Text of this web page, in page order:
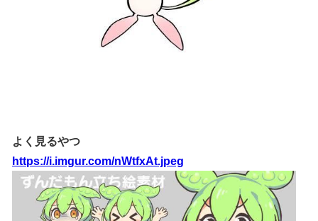
よく見るやつ
https://i.imgur.com/nWtfxAt.jpeg